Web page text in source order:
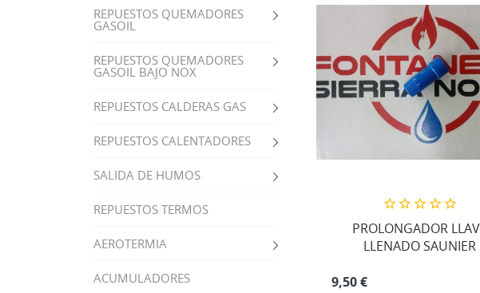
REPUESTOS QUEMADORES
GASOIL
REPUESTOS QUEMADORES
GASOIL BAJO NOX
REPUESTOS CALDERAS GAS
REPUESTOS CALENTADORES
SALIDA DE HUMOS
REPUESTOS TERMOS
AEROTERMIA
ACUMULADORES
PROLONGADOR
LLENADO SAUNIER
9,50 €